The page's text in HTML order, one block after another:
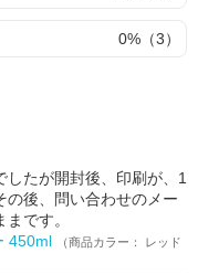
0%（3）
たが開封後、印刷が、1
の後、問い合わせのメー
です。
450ml
（商品カラー： レッド